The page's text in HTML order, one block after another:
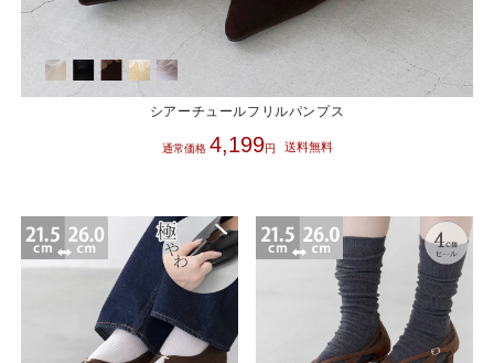
シアーチュールフリルパンプス
4,199